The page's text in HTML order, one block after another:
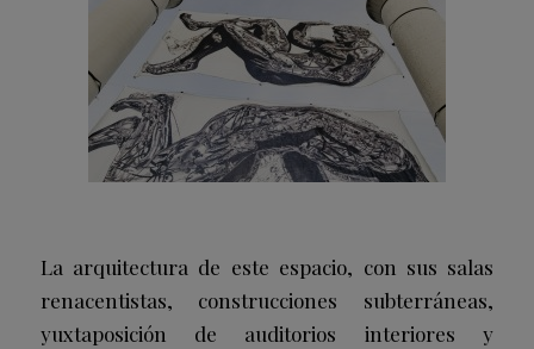
La arquitectura de este espacio, con sus salas
renacentistas, construcciones subterráneas,
yuxtaposición de auditorios interiores y